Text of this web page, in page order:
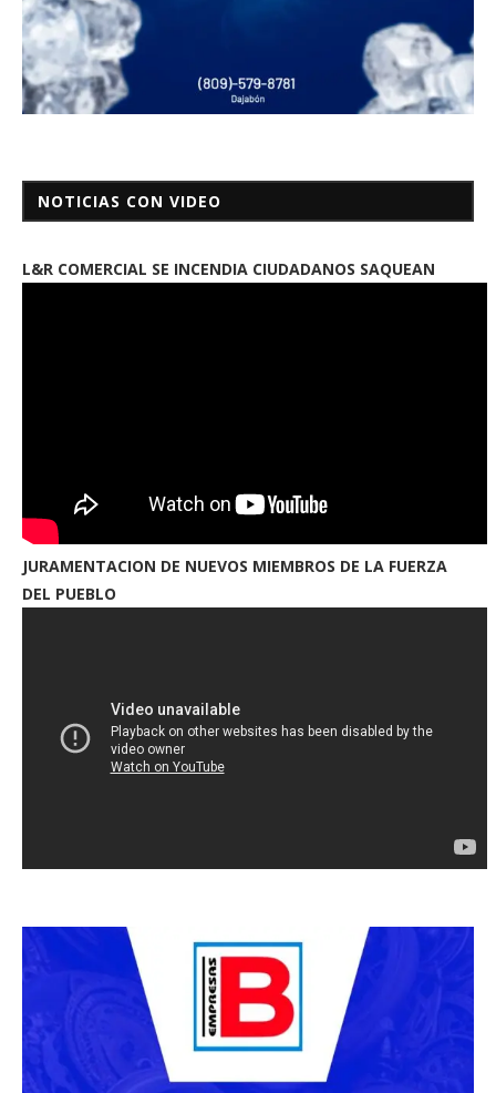
NOTICIAS CON VIDEO
L&R COMERCIAL SE INCENDIA CIUDADANOS SAQUEAN
JURAMENTACION DE NUEVOS MIEMBROS DE LA FUERZA
DEL PUEBLO